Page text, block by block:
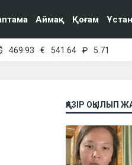
Аймақ Қоғам
469.93 € 541.64 ₽ 5.71
ҚАЗІР ОҚЫЛЫП